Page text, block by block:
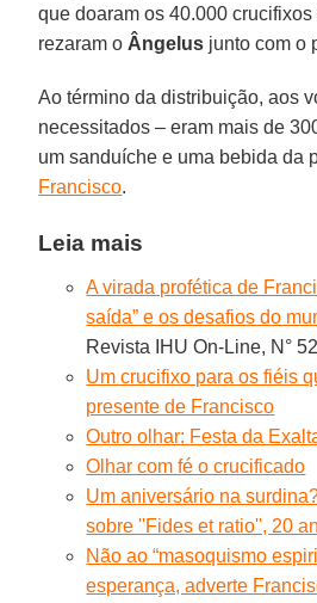
que doaram os 40.000
rezaram o Ângelus junto com o
Ao término da distribuição, aos
necessitados – eram mais de
um sanduíche e uma bebida da
Francisco.
Leia mais
A virada profética de
saída” e os desafios do
Revista IHU On-Line, N°
Um crucifixo para os fiéis
presente de Francisco
Outro olhar: Festa da
Olhar com fé o crucificado
Um aniversário na
sobre ''Fides et ratio'', 20
Não ao “masoquismo
esperança, adverte